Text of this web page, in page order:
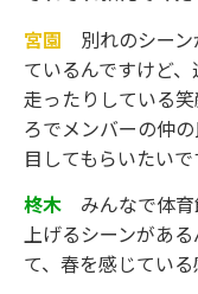
宮園 別れのシーン
ているんですけど
走ったりしている
ろでメンバーの仲
目してもらいたいで
柊木 みんなで体育
上げるシーンがあ
て、春を感じている